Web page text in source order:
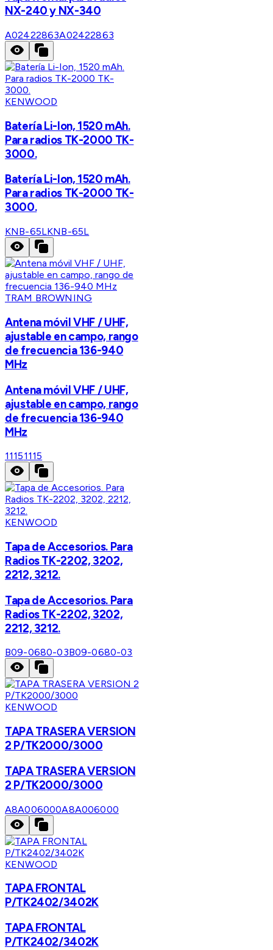
NX-240 y NX-340
A02422863A02422863
KENWOOD
Batería Li-Ion, 1520 mAh.
Para radios TK-2000 TK-
3000.
Batería Li-Ion, 1520 mAh.
Para radios TK-2000 TK-
3000.
KNB-65LKNB-65L
TRAM BROWNING
Antena móvil VHF / UHF,
ajustable en campo, rango
de frecuencia 136-940
MHz
Antena móvil VHF / UHF,
ajustable en campo, rango
de frecuencia 136-940
MHz
11151115
KENWOOD
Tapa de Accesorios. Para
Radios TK-2202, 3202,
2212, 3212.
Tapa de Accesorios. Para
Radios TK-2202, 3202,
2212, 3212.
B09-0680-03B09-0680-03
KENWOOD
TAPA TRASERA VERSION
2 P/TK2000/3000
TAPA TRASERA VERSION
2 P/TK2000/3000
A8A006000A8A006000
KENWOOD
TAPA FRONTAL
P/TK2402/3402K
TAPA FRONTAL
P/TK2402/3402K